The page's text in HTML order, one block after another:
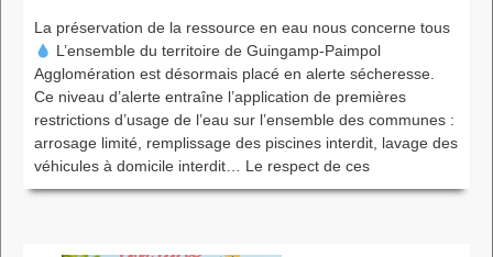
La préservation de la ressource en eau nous concerne tous
L’ensemble du territoire de Guingamp-Paimpol
Agglomération est désormais placé en alerte sécheresse.
Ce niveau d’alerte entraîne l’application de premières
restrictions d’usage de l’eau sur l’ensemble des communes :
arrosage limité, remplissage des piscines interdit, lavage des
véhicules à domicile interdit… Le respect de ces